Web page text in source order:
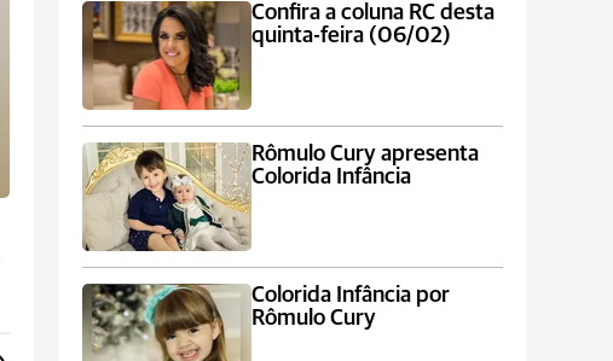
Confira a coluna RC desta
quinta-feira (06/02)
Rômulo Cury apresenta
Colorida Infância
Colorida Infância por
Rômulo Cury